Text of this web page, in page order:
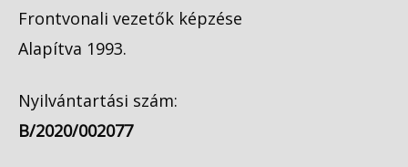
Frontvonali vezetők képzése
Alapítva 1993.
Nyilvántartási szám:
B/2020/002077